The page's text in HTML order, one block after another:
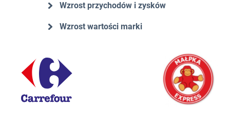
Wzrost przychodów i zysków
Wzrost wartości marki